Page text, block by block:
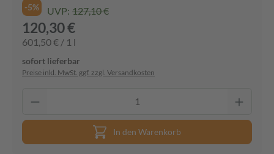
-5% UVP: 127,10 €
120,30 €
601,50 € / 1 l
sofort lieferbar
Preise inkl. MwSt. ggf. zzgl. Versandkosten
In den Warenkorb